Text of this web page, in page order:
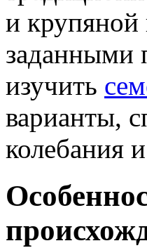
и
заданными
изучить
варианты,
колебания